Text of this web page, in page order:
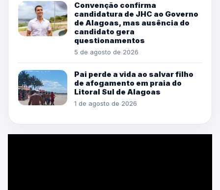
Convenção confirma
candidatura de JHC ao Governo
de Alagoas, mas ausência do
candidato gera
questionamentos
5 de agosto de 2026
Pai perde a vida ao salvar filho
de afogamento em praia do
Litoral Sul de Alagoas
1 de agosto de 2026